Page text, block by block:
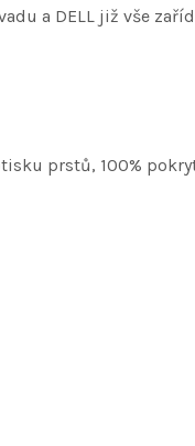
a DELL již vše
prstů, 100%